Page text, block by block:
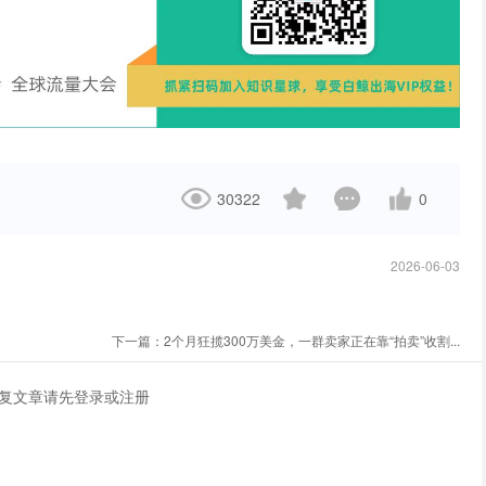
30322 0
2026-06-03
下一篇： 2个月狂揽300万美金，一群卖家正在靠“拍卖”收割...
文章请先登录或注册